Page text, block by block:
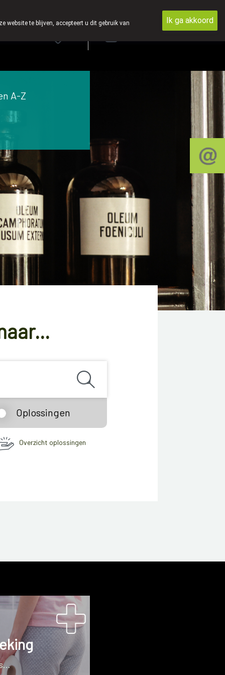
A-Z
Oplossingen
Overzicht oplossingen
website te blijven, accepteert u dit gebruik van Ik ga akkoord